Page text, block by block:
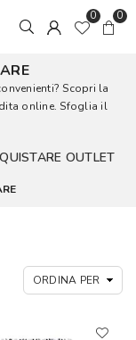
0 0
Scopri la
online. Sfoglia il
OUTLET